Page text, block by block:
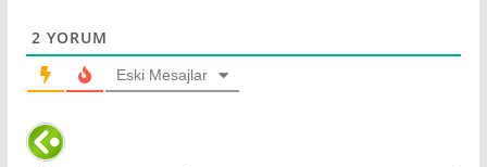
2 YORUM
Eski Mesajlar